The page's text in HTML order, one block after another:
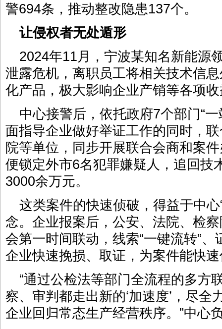
警694条，推动整改隐患137个。
让侵权者无处遁形
2024年11月，宁波某知名新能源
泄露危机，离职员工将相关技术信
化产品，极大影响企业产销等各项
中心接警后，依托政府7个部门“
面指导企业做好举证工作的同时，
院等单位，同步开展联合会商和案
便锁定外市6名犯罪嫌疑人，追回技
3000余万元。
这类案件的快速侦破，得益于中
念。企业报案后，公安、法院、检
会第一时间联动，线索“一键流转”、
企业快速挽损、取证，为案件能快
“通过公检法等部门全流程的多方
察、审判都走出新的‘加速度’，尽
企业回归常态生产经营秩序。”中心